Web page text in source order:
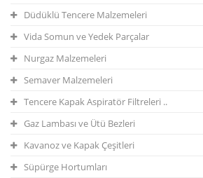
Düdüklü Tencere Malzemeleri
Vida Somun ve Yedek Parçalar
Nurgaz Malzemeleri
Semaver Malzemeleri
Tencere Kapak Aspiratör Filtreleri ..
Gaz Lambası ve Ütü Bezleri
Kavanoz ve Kapak Çeşitleri
Süpürge Hortumları